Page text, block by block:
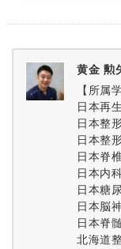
黄金 勲
【所属
日本再
日本整
日本整
日本脊
日本内
日本糖
日本脳
日本脊
北海道